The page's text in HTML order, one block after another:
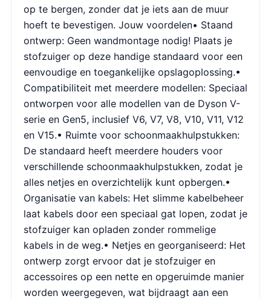
op te bergen, zonder dat je iets aan de muur
hoeft te bevestigen. Jouw voordelen• Staand
ontwerp: Geen wandmontage nodig! Plaats je
stofzuiger op deze handige standaard voor een
eenvoudige en toegankelijke opslagoplossing.•
Compatibiliteit met meerdere modellen: Speciaal
ontworpen voor alle modellen van de Dyson V-
serie en Gen5, inclusief V6, V7, V8, V10, V11, V12
en V15.• Ruimte voor schoonmaakhulpstukken:
De standaard heeft meerdere houders voor
verschillende schoonmaakhulpstukken, zodat je
alles netjes en overzichtelijk kunt opbergen.•
Organisatie van kabels: Het slimme kabelbeheer
laat kabels door een speciaal gat lopen, zodat je
stofzuiger kan opladen zonder rommelige
kabels in de weg.• Netjes en georganiseerd: Het
ontwerp zorgt ervoor dat je stofzuiger en
accessoires op een nette en opgeruimde manier
worden weergegeven, wat bijdraagt aan een